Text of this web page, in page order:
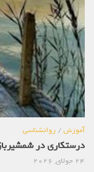
آموزش/ روانشناسی
درستکاری در شمشیربازی
24 جولای, 2026